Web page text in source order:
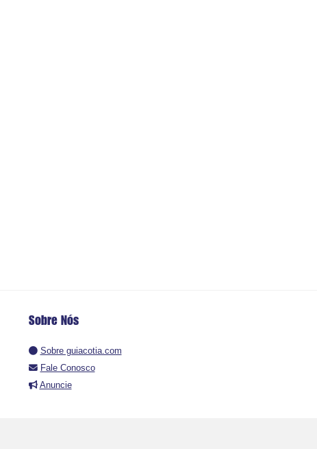
Sobre Nós
Sobre guiacotia.com
Fale Conosco
Anuncie